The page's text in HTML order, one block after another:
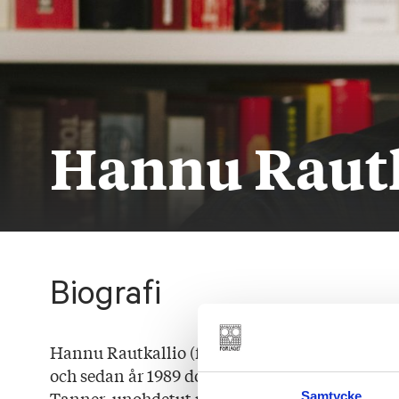
Hannu
Biografi
Hannu Rautkallio (född 1944) är
och sedan år 1989 docent i politisk historia